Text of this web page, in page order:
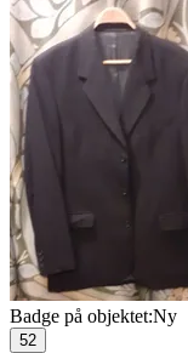
Badge på objektet:Ny
52